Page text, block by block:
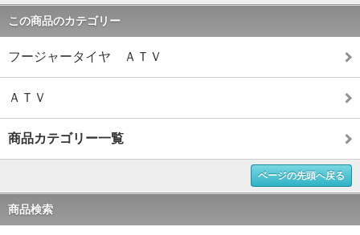
この商品のカテゴリー
フージャータイヤ ＡＴＶ
ＡＴＶ
商品カテゴリー一覧
ページの先頭へ戻る
商品検索